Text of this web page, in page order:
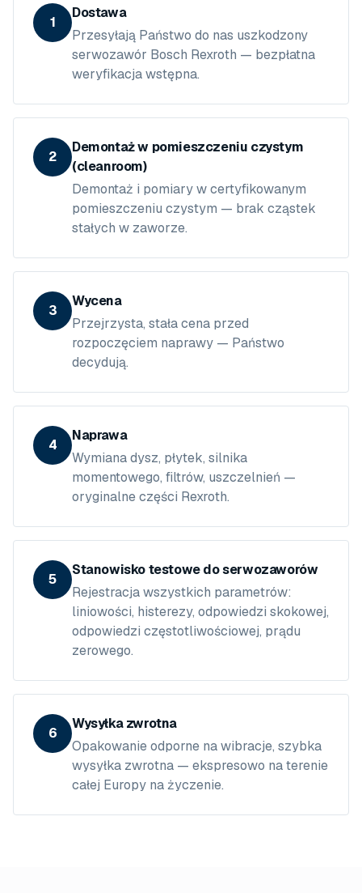
1
Dostawa
Przesyłają Państwo do nas uszkodzony
serwozawór Bosch Rexroth — bezpłatna
weryfikacja wstępna.
2
Demontaż w pomieszczeniu czystym
(cleanroom)
Demontaż i pomiary w certyfikowanym
pomieszczeniu czystym — brak cząstek
stałych w zaworze.
3
Wycena
Przejrzysta, stała cena przed
rozpoczęciem naprawy — Państwo
decydują.
4
Naprawa
Wymiana dysz, płytek, silnika
momentowego, filtrów, uszczelnień —
oryginalne części Rexroth.
5
Stanowisko testowe do serwozaworów
Rejestracja wszystkich parametrów:
liniowości, histerezy, odpowiedzi skokowej,
odpowiedzi częstotliwościowej, prądu
zerowego.
6
Wysyłka zwrotna
Opakowanie odporne na wibracje, szybka
wysyłka zwrotna — ekspresowo na terenie
całej Europy na życzenie.